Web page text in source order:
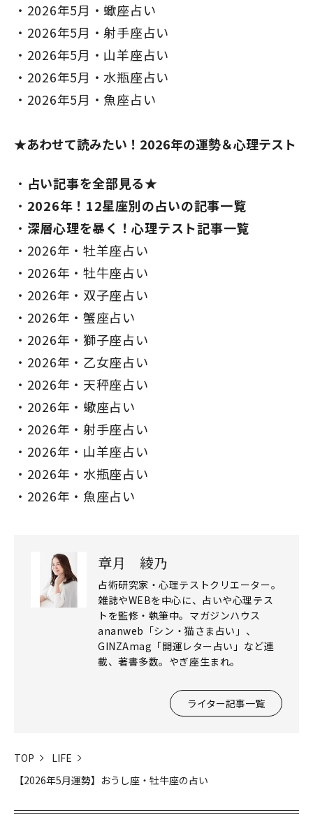
2026年5月・蠍座占い
2026年5月・射手座占い
2026年5月・山羊座占い
2026年5月・水瓶座占い
2026年5月・魚座占い
★あわせて読みたい！2026年の運勢＆心理テスト
占い記事を全部見る★
2026年！12星座別の占いの記事一覧
深層心理を暴く！心理テスト記事一覧
2026年・牡羊座占い
2026年・牡牛座占い
2026年・双子座占い
2026年・蟹座占い
2026年・獅子座占い
2026年・乙女座占い
2026年・天秤座占い
2026年・蠍座占い
2026年・射手座占い
2026年・山羊座占い
2026年・水瓶座占い
2026年・魚座占い
章月 綾乃
占術研究家・心理テストクリエーター。
雑誌やWEBを中心に、占いや心理テス
トを監修・執筆中。マガジンハウス
ananweb「シン・猫さま占い」、
GINZAmag「開運レター占い」など連
載、著書多数。やぎ座生まれ。
ライター記事一覧
TOP
LIFE
【2026年5月運勢】おうし座・牡牛座の占い